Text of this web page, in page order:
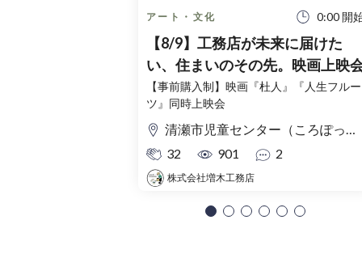
アート・文化 0:00 開
【8/9】工務店が未来に届けた
い、住まいのその先。映画上映
【事前購入制】映画『杜人』『人生フルー
ツ』同時上映会
清瀬市児童センター（ころぽっくる）東京都清瀬市中清戸3-235-5
32
901 2
株式会社増木工務店